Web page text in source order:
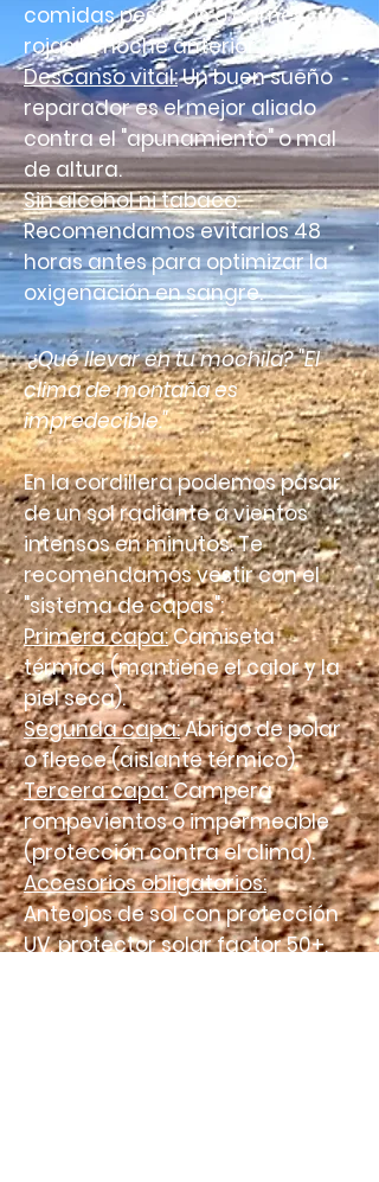
comidas pesadas o carnes
rojas la noche anterior.
Descanso vital:Un buen sueño
reparador es el mejor aliado
contra el "apunamiento" o mal
de altura.
Sin alcohol ni tabaco:
Recomendamos evitarlos 48
horas antes para optimizar la
oxigenación en sangre.
¿Qué llevar en tu mochila? "El
clima de montaña es
impredecible."
En la cordillera podemos pasar
de un sol radiante a vientos
intensos en minutos. Te
recomendamos vestir con el
"sistema de capas":
Primera capa:Camiseta
térmica (mantiene el calor y la
piel seca).
Segunda capa:Abrigo de polar
o fleece (aislante térmico).
Tercera capa:Campera
rompevientos o impermeable
(protección contra el clima).
Accesorios obligatorios:
Anteojos de sol con protección
UV, protector solar factor 50+,